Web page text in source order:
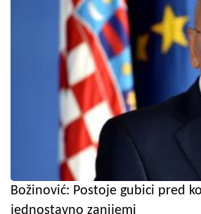
Božinović: Postoje gubici pred
jednostavno zanijemi